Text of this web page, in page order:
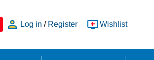
Log in / Register Wishlist